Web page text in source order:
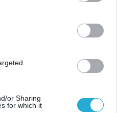
or Sharing
for which it
ο οποίος εκτός των
Volley Λουμπλιάνα και